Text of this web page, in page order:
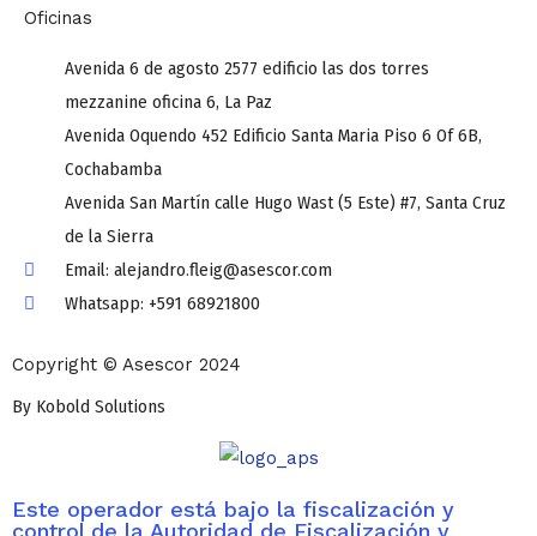
Oficinas
Avenida 6 de agosto 2577 edificio las dos torres
mezzanine oficina 6, La Paz
Avenida Oquendo 452 Edificio Santa Maria Piso 6 Of 6B,
Cochabamba
Avenida San Martín calle Hugo Wast (5 Este) #7, Santa Cruz
de la Sierra
Email: alejandro.fleig@asescor.com
Whatsapp: +591 68921800
Copyright © Asescor 2024
By Kobold Solutions
Este operador está bajo la fiscalización y